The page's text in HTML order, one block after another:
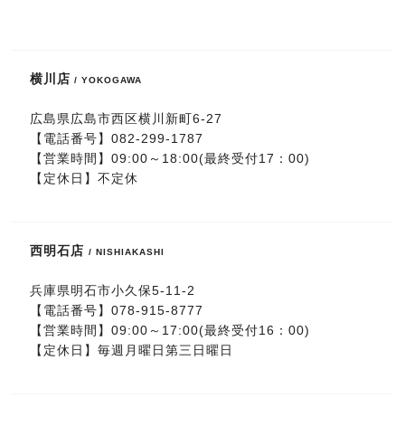
横川店 / YOKOGAWA
広島県広島市西区横川新町6-27
【電話番号】082-299-1787
【営業時間】09:00～18:00(最終受付17：00)
【定休日】不定休
西明石店/ NISHIAKASHI
兵庫県明石市小久保5-11-2
【電話番号】078-915-8777
【営業時間】09:00～17:00(最終受付16：00)
【定休日】毎週月曜日第三日曜日